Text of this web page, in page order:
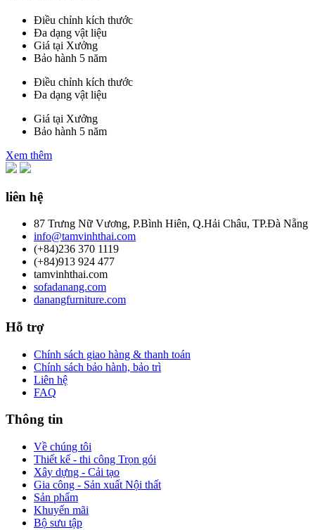
Điều chỉnh kích thước
Đa dạng vật liệu
Giá tại Xưởng
Bảo hành 5 năm
Điều chỉnh kích thước
Đa dạng vật liệu
Giá tại Xưởng
Bảo hành 5 năm
Xem thêm
liên hệ
87 Trưng Nữ Vương, P.Bình Hiên, Q.Hải Châu, TP.Đà Nẵng
info@tamvinhthai.com
(+84)236 370 1119
(+84)913 924 477
tamvinhthai.com
sofadanang.com
danangfurniture.com
Hỗ trợ
Chính sách giao hàng & thanh toán
Chính sách bảo hành, bảo trì
Liên hệ
FAQ
Thông tin
Về chúng tôi
Thiết kế - thi công Trọn gói
Xây dựng - Cải tạo
Gia công - Sản xuất Nội thất
Sản phẩm
Khuyến mãi
Bộ sưu tập